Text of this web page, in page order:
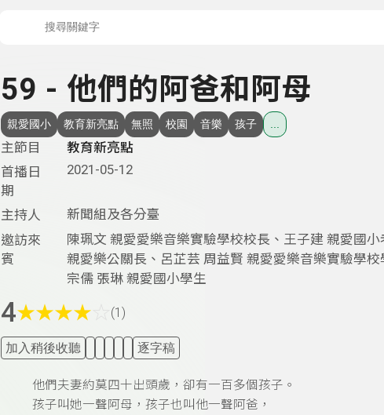
59 - 他們的阿爸和阿母
親愛國小 教育新亮點 無照 校園 音樂 孩子
主節目
教育新亮點
首播日
期
2021-05-12
主持人
新聞組及各分臺
邀訪來
賓
陳珮文 親愛愛樂音樂實驗學校校長、王子建 親愛國
親愛樂公關長、呂芷芸 周益賢 親愛愛樂音樂實驗學
宗儒 張琳 親愛國小學生
4★★★★ (1)
加入稍後收聽 逐字稿
他們夫妻約莫四十出頭歲，卻有一百多個孩子。
孩子叫她一聲阿母，孩子也叫他一聲阿爸，